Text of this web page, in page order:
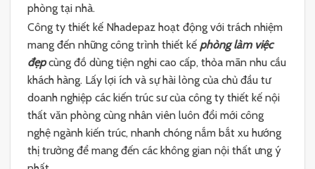
phòng tại nhà.
Công ty thiết kế Nhadepaz hoạt động với trách nhiệm
mang đến những công trình thiết kế phòng làm việc
đẹpcùng đồ dùng tiện nghi cao cấp, thỏa mãn nhu cầu
khách hàng. Lấy lợi ích và sự hài lòng của chủ đầu tư
doanh nghiệp các kiến trúc sư của công ty thiết kế nội
thất văn phòng cùng nhân viên luôn đổi mới công
nghệ ngành kiến trúc, nhanh chóng nắm bắt xu hướng
thị trường để mang đến các không gian nội thất ưng ý